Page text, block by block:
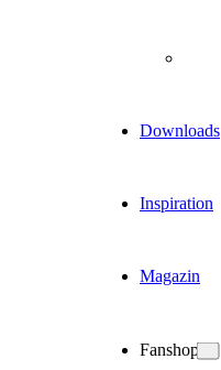
Downloads
Inspiration
Magazin
Fanshop